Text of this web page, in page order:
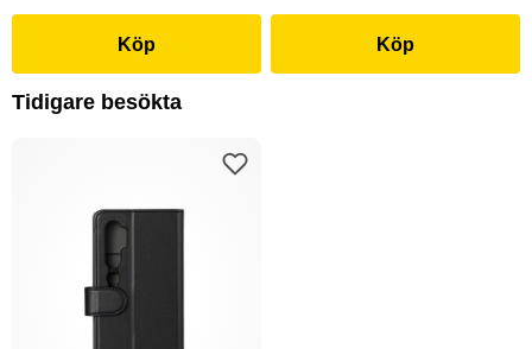
Köp Köp
Tidigare besökta